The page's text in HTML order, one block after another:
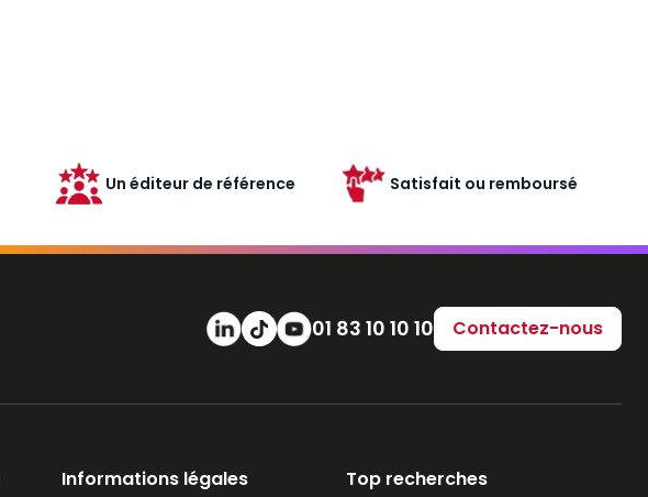
Un éditeur de référence Satisfait ou remboursé
Numéro de téléphone
01 83 10 10 10 Contactez-nous
Informations légales Top recherches